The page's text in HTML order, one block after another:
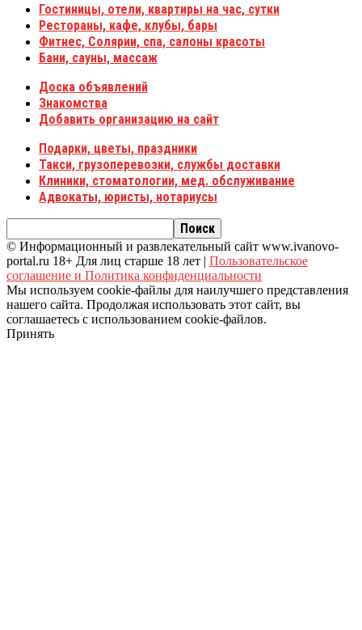
Гостиницы, отели, квартиры на час, сутки
Рестораны, кафе, клубы, бары
Фитнес, Солярии, спа, салоны красоты
Бани, сауны, массаж
Доска объявлений
Знакомства
Добавить организацию на сайт
Подарки, цветы, праздники
Такси, грузоперевозки, службы доставки
Клиники, стоматологии, мед. обслуживание
Адвокаты, юристы, нотариусы
© Информационный и развлекательный сайт www.ivanovo-
portal.ru 18+ Для лиц старше 18 лет | Пользовательское
соглашение и Политика конфиденциальности
Мы используем cookie-файлы для наилучшего представления
нашего сайта. Продолжая использовать этот сайт, вы
соглашаетесь с использованием cookie-файлов.
Принять